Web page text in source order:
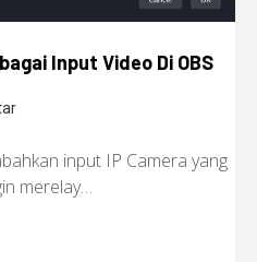
Input Video Di OBS
input IP Camera yang
merelay…